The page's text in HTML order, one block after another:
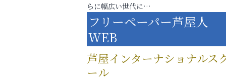
らに幅広い世代に…
フリーペーパー芦屋人
WEB
芦屋インターナショナルス
ール